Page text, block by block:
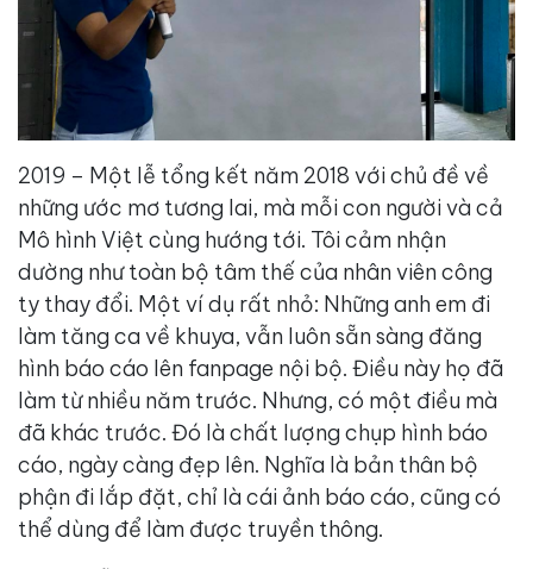
2019 – Một lễ tổng kết năm 2018 với chủ đề về
những ước mơ tương lai, mà mỗi con người và cả
Mô hình Việt cùng hướng tới. Tôi cảm nhận
dường như toàn bộ tâm thế của nhân viên công
ty thay đổi. Một ví dụ rất nhỏ: Những anh em đi
làm tăng ca về khuya, vẫn luôn sẵn sàng đăng
hình báo cáo lên fanpage nội bộ. Điều này họ đã
làm từ nhiều năm trước. Nhưng, có một điều mà
đã khác trước. Đó là chất lượng chụp hình báo
cáo, ngày càng đẹp lên. Nghĩa là bản thân bộ
phận đi lắp đặt, chỉ là cái ảnh báo cáo, cũng có
thể dùng để làm được truyền thông.